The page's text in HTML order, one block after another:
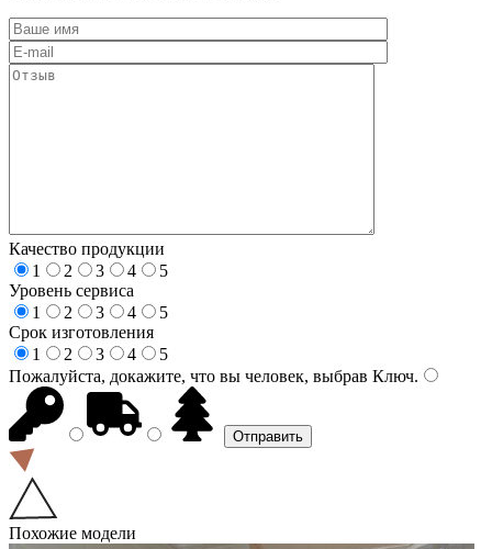
Качество продукции
1
2 3 4
5
Уровень сервиса
1
2 3 4
5
Срок изготовления
1
2 3 4
5
Пожалуйста, докажите, что вы человек, выбрав Ключ.
Похожие модели